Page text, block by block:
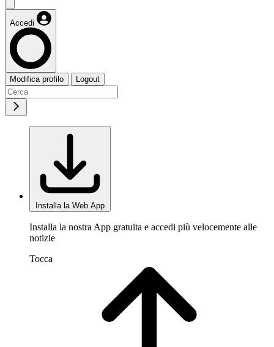
Accedi
Modifica profilo Logout
Installa la Web App
Installa la nostra App gratuita e accedi più velocemente alle
notizie
Tocca